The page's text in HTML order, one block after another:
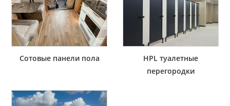
Сотовые панели пола
HPL туалетные
перегородки